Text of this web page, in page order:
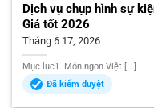
Dịch vụ chụp hình sự
Giá tốt 2026
Tháng 6 17, 2026
Mục lục1. Món ngon Việt [...]
Đã kiểm duyệt